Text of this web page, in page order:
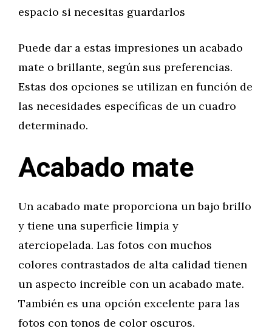
espacio si necesitas guardarlos
Puede dar a estas impresiones un acabado
mate o brillante, según sus preferencias.
Estas dos opciones se utilizan en función de
las necesidades específicas de un cuadro
determinado.
Acabado mate
Un acabado mate proporciona un bajo brillo
y tiene una superficie limpia y
aterciopelada. Las fotos con muchos
colores contrastados de alta calidad tienen
un aspecto increíble con un acabado mate.
También es una opción excelente para las
fotos con tonos de color oscuros.